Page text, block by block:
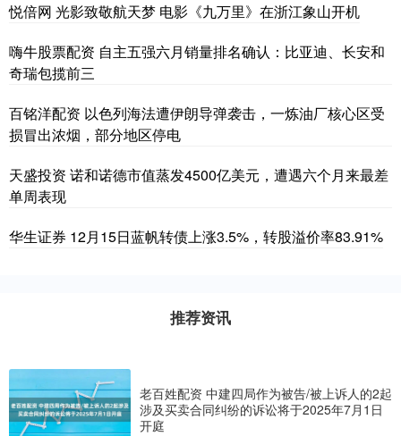
悦倍网 光影致敬航天梦 电影《九万里》在浙江象山开机
嗨牛股票配资 自主五强六月销量排名确认：比亚迪、长安和
奇瑞包揽前三
百铭洋配资 以色列海法遭伊朗导弹袭击，一炼油厂核心区受
损冒出浓烟，部分地区停电
天盛投资 诺和诺德市值蒸发4500亿美元，遭遇六个月来最差
单周表现
华生证券 12月15日蓝帆转债上涨3.5%，转股溢价率83.91%
推荐资讯
老百姓配资 中建四局作为被告/被上诉人的2起
涉及买卖合同纠纷的诉讼将于2025年7月1日
开庭